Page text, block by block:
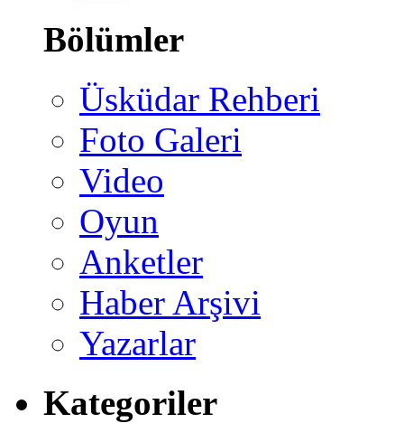
Bölümler
Üsküdar Rehberi
Foto Galeri
Video
Oyun
Anketler
Haber Arşivi
Yazarlar
Kategoriler